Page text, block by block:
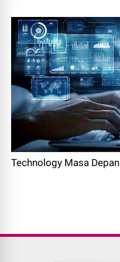
Technology Masa Depan